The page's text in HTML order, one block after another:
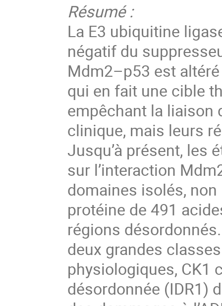
Résumé :
La E3 ubiquitine
négatif du
Mdm2–p53 est
qui en fait une cible
empêchant la liaison
clinique, mais leurs
Jusqu’à présent, les
sur l’interaction
domaines isolés,
protéine de 491
régions
deux grandes
physiologiques, CK1
désordonnée (IDR1)